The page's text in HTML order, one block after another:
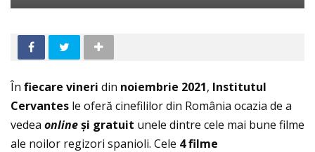
În fiecare vineri din noiembrie 2021, Institutul
Cervantes le oferă cinefililor din România ocazia de a
vedea onlineși gratuit unele dintre cele mai bune filme
ale noilor regizori spanioli. Cele 4 filme